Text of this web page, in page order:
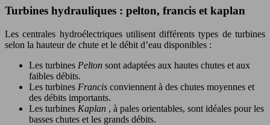
Turbines hydrauliques : pelton, francis et kaplan
Les centrales hydroélectriques utilisent différents types de turbines
selon la hauteur de chute et le débit d’eau disponibles :
Les turbines Pelton sont adaptées aux hautes chutes et aux
faibles débits.
Les turbines Francis conviennent à des chutes moyennes et
des débits importants.
Les turbines Kaplan , à pales orientables, sont idéales pour les
basses chutes et les grands débits.